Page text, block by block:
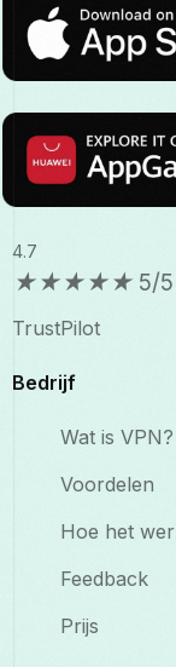
4.7
★★★★★ 5/5
TrustPilot
Bedrijf
Wat is VPN?
Voordelen
Hoe het
Feedback
Prijs